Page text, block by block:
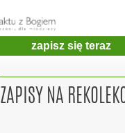
zapisz się teraz
ZAPISY NA